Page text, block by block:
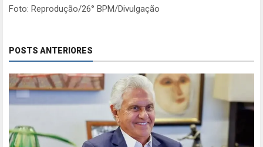
Foto: Reprodução/26° BPM/Divulgação
POSTS ANTERIORES